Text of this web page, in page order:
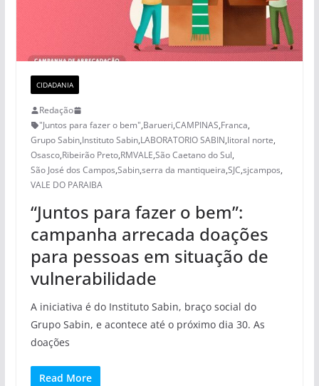
CIDADANIA
Redação
"Juntos para fazer o bem",Barueri,CAMPINAS,Franca,
Grupo Sabin,Instituto Sabin,LABORATORIO SABIN,litoral norte,
Osasco,Ribeirão Preto,RMVALE,São Caetano do Sul,
São José dos Campos,Sabin,serra da mantiqueira,SJC,sjcampos,
VALE DO PARAIBA
“Juntos para fazer o bem”:
campanha arrecada doações
para pessoas em situação de
vulnerabilidade
A iniciativa é do Instituto Sabin, braço social do
Grupo Sabin, e acontece até o próximo dia 30. As
doações
Read More